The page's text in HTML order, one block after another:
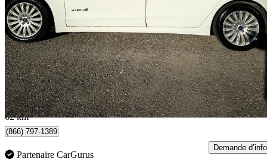
SE FWD163 878 km
8 999 $ Affaire
158 $/mois env.
Caledon Village, ON
62 km
(866) 797-1389
Partenaire CarGurus
Demande d’info